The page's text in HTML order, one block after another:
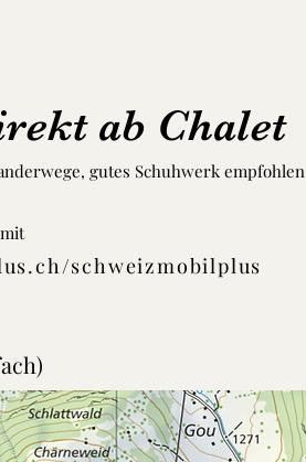
ab Chalet
gutes Schuhwerk empfohlen
schweizmobilplus